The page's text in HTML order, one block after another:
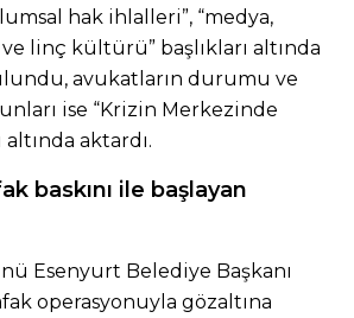
hak ihlalleri”, “medya,
linç kültürü” başlıkları altında
avukatların durumu ve
ise “Krizin Merkezinde
altında aktardı.
baskını ile başlayan
Esenyurt Belediye Başkanı
operasyonuyla gözaltına